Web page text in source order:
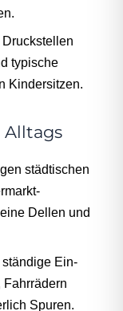
Druckstellen
typische
Kindersitzen.
Alltags
städtischen
Dellen und
ständige Ein-
Spuren.